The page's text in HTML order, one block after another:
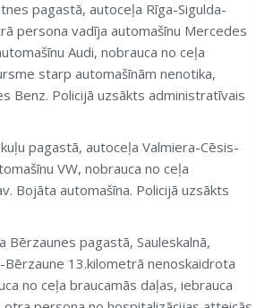
pagastā, autoceļa Rīga-Sigulda-
persona vadīja automašīnu Mercedes
Audi, nobrauca no ceļa
starp automašīnām nenotika,
Benz. Policijā uzsākts administratīvais
pagastā, autoceļa Valmiera-Cēsis-
VW, nobrauca no ceļa
Bojāta automašīna. Policijā uzsākts
Bērzaunes pagastā, Sauleskalnā,
13.kilometrā nenoskaidrota
no ceļa braucamās daļas, iebrauca